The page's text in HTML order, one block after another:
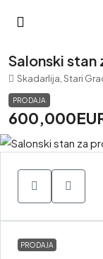
Salonski
Skadarlija, Stari
PRODAJA
PRODAJA